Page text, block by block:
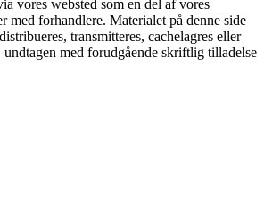
vores websted som en del af vores
med forhandlere. Materialet på denne side
transmitteres, cachelagres eller
undtagen med forudgående skriftlig tilladelse